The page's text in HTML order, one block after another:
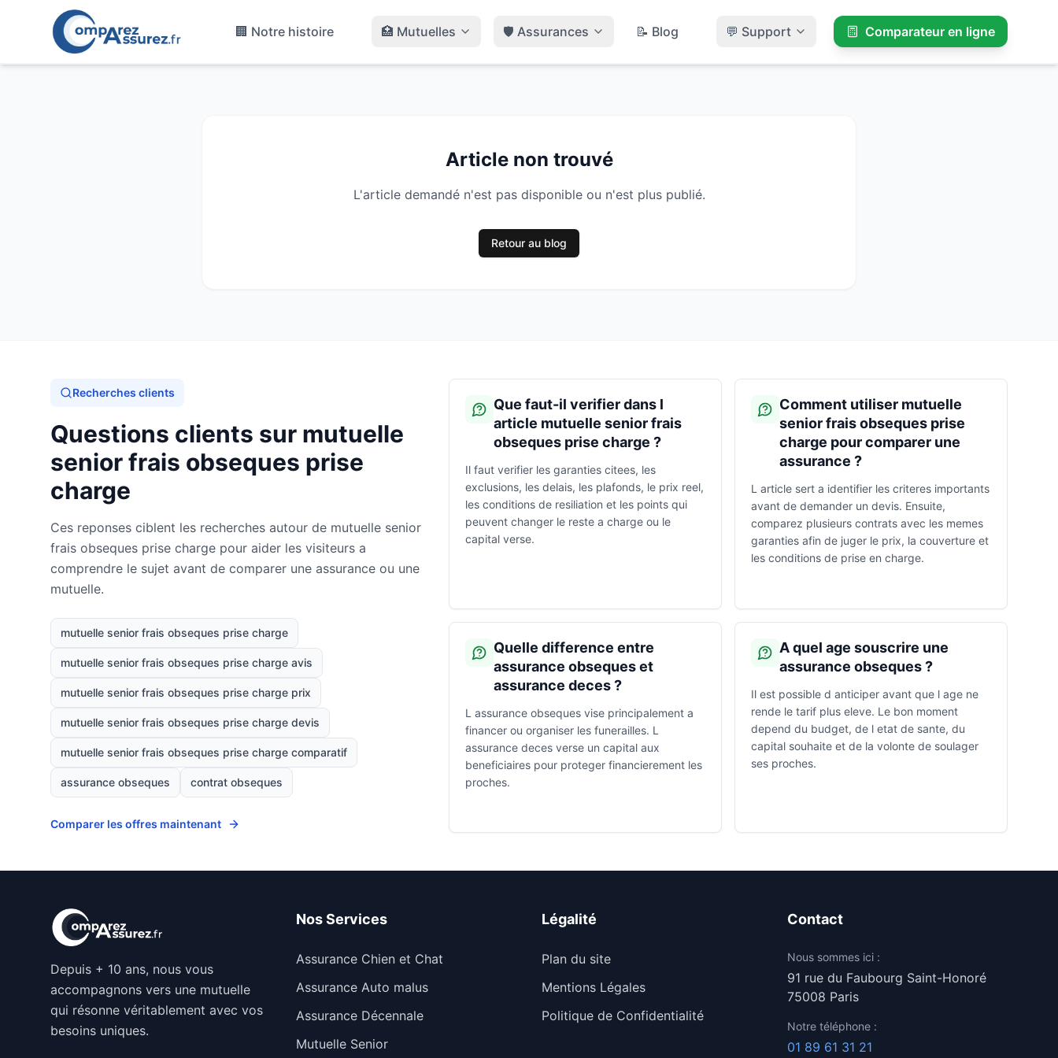
🏢 Notre histoire 🏥 Mutuelles 🛡️ Assurances 📝 Blog 💬 Support Comparateur en ligne
Article non trouvé
L'article demandé n'est pas disponible ou n'est plus publié.
Retour au blog
Recherches clients
Questions clients sur mutuelle
senior frais obseques prise
charge
Ces reponses ciblent les recherches autour de mutuelle senior
frais obseques prise charge pour aider les visiteurs a
comprendre le sujet avant de comparer une assurance ou une
mutuelle.
mutuelle senior frais obseques prise charge
mutuelle senior frais obseques prise charge avis
mutuelle senior frais obseques prise charge prix
mutuelle senior frais obseques prise charge devis
mutuelle senior frais obseques prise charge comparatif
assurance obseques contrat obseques
Comparer les offres maintenant
Que faut-il verifier dans l
article mutuelle senior frais
obseques prise charge ?
Il faut verifier les garanties citees, les
exclusions, les delais, les plafonds, le prix reel,
les conditions de resiliation et les points qui
peuvent changer le reste a charge ou le
capital verse.
Comment utiliser mutuelle
senior frais obseques prise
charge pour comparer une
assurance ?
L article sert a identifier les criteres importants
avant de demander un devis. Ensuite,
comparez plusieurs contrats avec les memes
garanties afin de juger le prix, la couverture et
les conditions de prise en charge.
Quelle difference entre
assurance obseques et
assurance deces ?
L assurance obseques vise principalement a
financer ou organiser les funerailles. L
assurance deces verse un capital aux
beneficiaires pour proteger financierement les
proches.
A quel age souscrire une
assurance obseques ?
Il est possible d anticiper avant que l age ne
rende le tarif plus eleve. Le bon moment
depend du budget, de l etat de sante, du
capital souhaite et de la volonte de soulager
ses proches.
Depuis + 10 ans, nous vous
accompagnons vers une mutuelle
qui résonne véritablement avec vos
besoins uniques.
Nos Services
Assurance Chien et Chat
Assurance Auto malus
Assurance Décennale
Mutuelle Senior
Légalité
Plan du site
Mentions Légales
Politique de Confidentialité
Contact
Nous sommes ici :
91 rue du Faubourg Saint-Honoré
75008 Paris
Notre téléphone :
01 89 61 31 21